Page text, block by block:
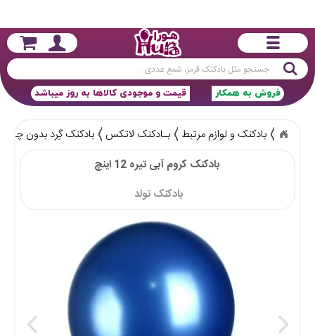
جستجو
قیمت و موجودی کالاها به روز میباشد فروش به همکار
بادکنک و لوازم مرتبط بـادکنک لاتکس
بادکنک گِرد بدون چاپ
بادکنک کروم آبی تیره 12 اینچ
بادکنک تولد